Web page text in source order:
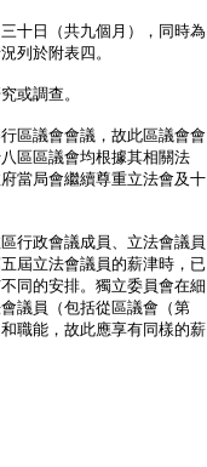
十日（共九個月），同時為
列於附表四。
或調查。
區議會會議，故此區議會會
區區議會均根據其相關法
當局會繼續尊重立法會及十
行政會議成員、立法會議員
屆立法會議員的薪津時，已
同的安排。獨立委員會在細
議員（包括從區議會（第
職能，故此應享有同樣的薪